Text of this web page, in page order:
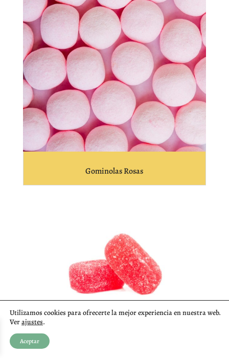
Gominolas Rosas
Utilizamos cookies para ofrecerte la mejor experiencia en nuestra web.
Verajustes.
Aceptar